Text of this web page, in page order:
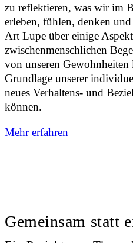
zu reflektieren, was wir im
erleben, fühlen, denken
Art Lupe über einige
zwischenmenschlichen
von unseren
Grundlage unserer
neues Verhaltens- und
können.
Mehr erfahren
Gemeinsam statt